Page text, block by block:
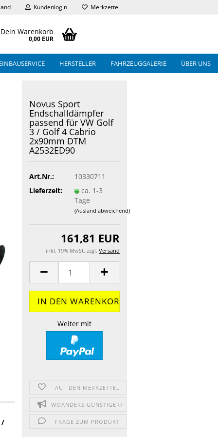
Kundenlogin Merkzettel
Dein Warenkorb
0,00 EUR
HERSTELLER FAHRZEUGGALERIE ÜBER UNS
Novus Sport
Endschalldämpfer
passend für VW Golf
3 / Golf 4 Cabrio
2x90mm DTM
A2532ED90
Art.Nr.:
10330711
Lieferzeit:
ca. 1-3
Tage
(Ausland abweichend)
161,81 EUR
inkl. 19% MwSt. zzgl. Versand
Weiter mit
AUF DEN MERKZETTEL
WOANDERS GÜNSTIGER?
FRAGE ZUM PRODUKT
/